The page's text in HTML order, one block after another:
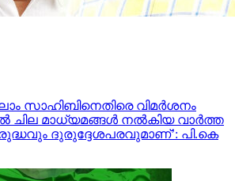
സാഹിബിനെതിരെ വിമർശനം
ചില മാധ്യമങ്ങൾ നൽകിയ വാർത്ത
ദുരുദ്ദേശപരവുമാണ്’: പി.കെ